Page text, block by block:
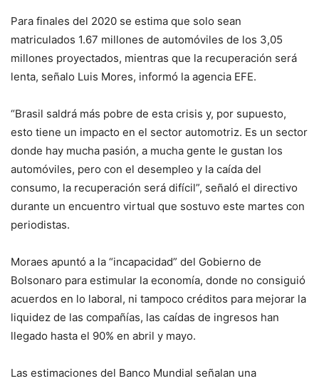
Para finales del 2020 se estima que solo sean
matriculados 1.67 millones de automóviles de los 3,05
millones proyectados, mientras que la recuperación será
lenta, señalo Luis Mores, informó la agencia EFE.
“Brasil saldrá más pobre de esta crisis y, por supuesto,
esto tiene un impacto en el sector automotriz. Es un sector
donde hay mucha pasión, a mucha gente le gustan los
automóviles, pero con el desempleo y la caída del
consumo, la recuperación será difícil”, señaló el directivo
durante un encuentro virtual que sostuvo este martes con
periodistas.
Moraes apuntó a la “incapacidad” del Gobierno de
Bolsonaro para estimular la economía, donde no consiguió
acuerdos en lo laboral, ni tampoco créditos para mejorar la
liquidez de las compañías, las caídas de ingresos han
llegado hasta el 90% en abril y mayo.
Las estimaciones del Banco Mundial señalan una